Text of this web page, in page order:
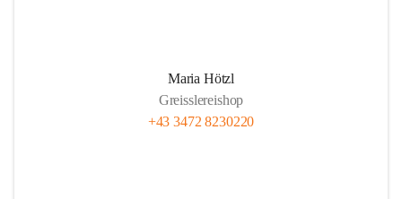
Maria Hötzl
Greisslereishop
+43 3472 8230220